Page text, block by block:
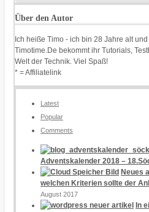
Über den Autor
Ich heiße Timo - ich bin 28 Jahre alt
Timotime.De bekommt ihr Tutorials,
Welt der Technik. Viel Spaß!
* = Affiliatelink
Latest
Popular
Comments
Adventskalender 2018 –
Neues
welchen Kriterien sollte der
August 2017
In